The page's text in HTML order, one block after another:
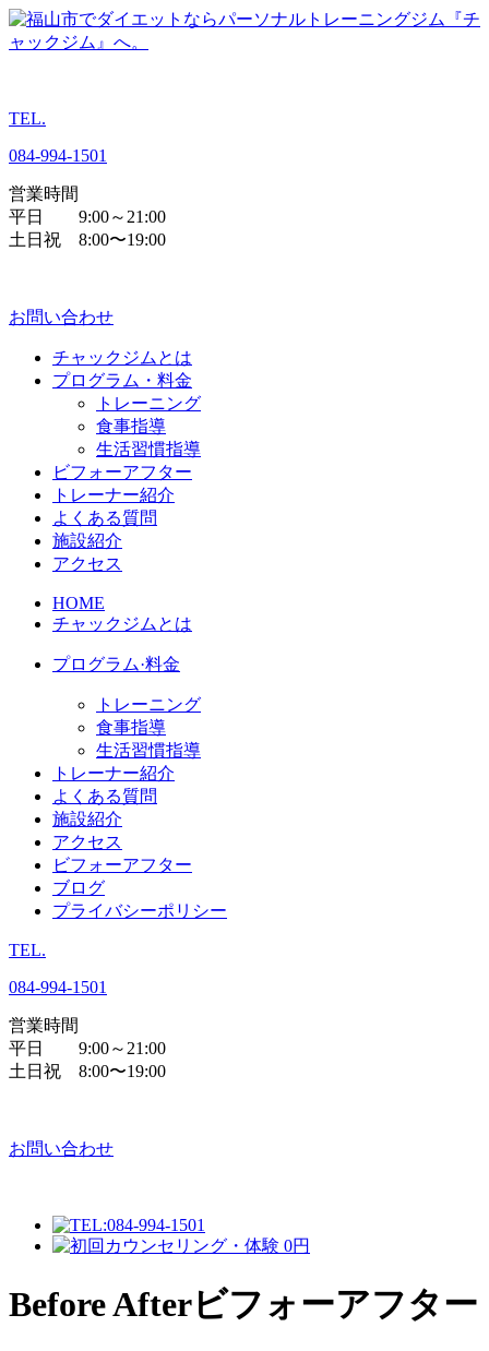
TEL.
084-994-1501
営業時間
平日 9:00～21:00
土日祝 8:00〜19:00
お問い合わせ
チャックジムとは
プログラム・料金
トレーニング
食事指導
生活習慣指導
ビフォーアフター
トレーナー紹介
よくある質問
施設紹介
アクセス
HOME
チャックジムとは
プログラム·料金
トレーニング
食事指導
生活習慣指導
トレーナー紹介
よくある質問
施設紹介
アクセス
ビフォーアフター
ブログ
プライバシーポリシー
TEL.
084-994-1501
営業時間
平日 9:00～21:00
土日祝 8:00〜19:00
お問い合わせ
Before Afterビフォーアフター